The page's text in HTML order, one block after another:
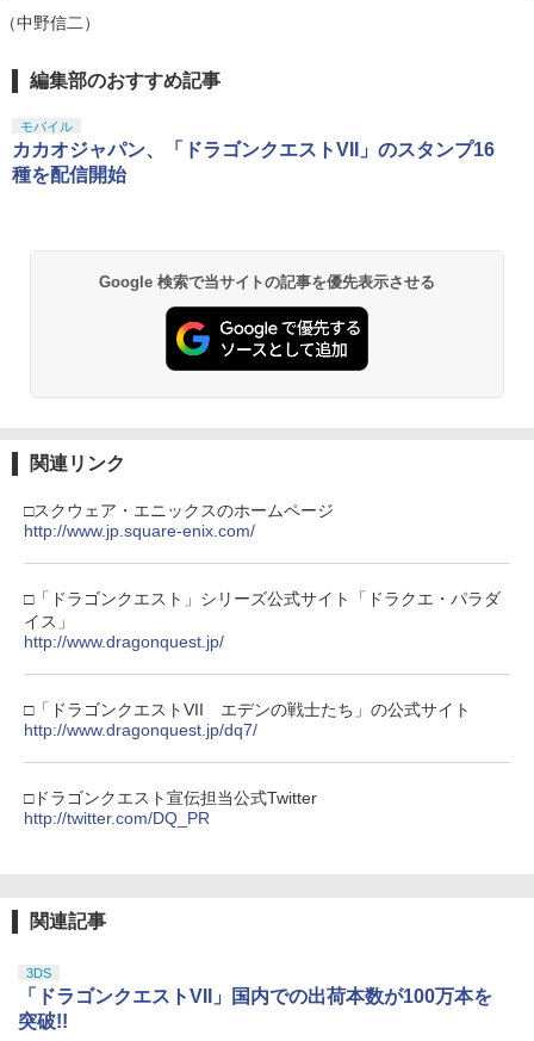
（中野信二）
編集部のおすすめ記事
モバイル
カカオジャパン、「ドラゴンクエストVII」のスタンプ16
種を配信開始
Google 検索で当サイトの記事を優先表示させる
関連リンク
□スクウェア・エニックスのホームページ
http://www.jp.square-enix.com/
□「ドラゴンクエスト」シリーズ公式サイト「ドラクエ・パラダ
イス」
http://www.dragonquest.jp/
□「ドラゴンクエストVII エデンの戦士たち」の公式サイト
http://www.dragonquest.jp/dq7/
□ドラゴンクエスト宣伝担当公式Twitter
http://twitter.com/DQ_PR
関連記事
3DS
「ドラゴンクエストVII」国内での出荷本数が100万本を
突破!!